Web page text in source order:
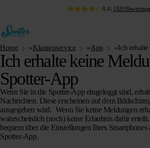
8.4| 1920
Home »Klantenservice »App »
Ich erhalte keine
Spotter-App
Wenn Sie in die Spotter-App eingeloggt sind,
Nachrichten. Diese erscheinen auf dem
ausgegeben wird. Wenn Sie keine Meldungen
wahrscheinlich (noch) keine Erlaubnis dafür
bequem über die Einstellungen Ihres
Spotter-App.